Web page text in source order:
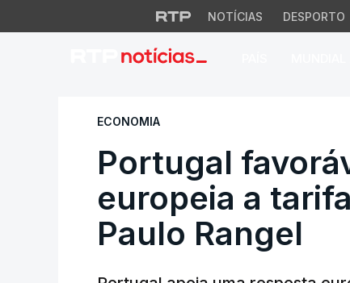
NOTÍCIAS DESPORTO
Portugal
ECONOMIA
Portugal
europeia a
Paulo Rangel